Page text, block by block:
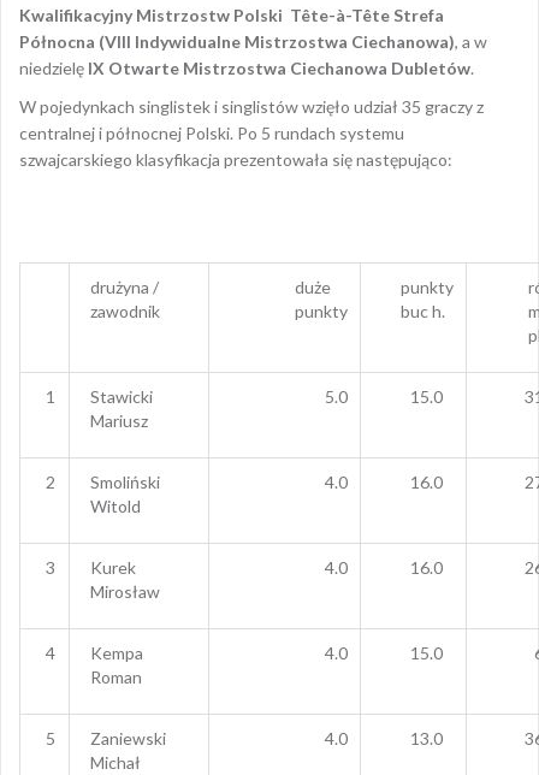
Kwalifikacyjny Mistrzostw Polski Tête-à-Tête Strefa
Północna (VIII Indywidualne Mistrzostwa Ciechanowa), a w
niedzielę IX Otwarte Mistrzostwa Ciechanowa Dubletów.
W pojedynkach singlistek i singlistów wzięło udział 35 graczy z
centralnej i północnej Polski. Po 5 rundach systemu
szwajcarskiego klasyfikacja prezentowała się następująco:
drużyna /
zawodnik
duże
punkty
punkty
buc h.
1
Stawicki
Mariusz
5.0 15.0
2
Smoliński
Witold
4.0 16.0
3
Kurek
Mirosław
4.0 16.0
4
Kempa
Roman
4.0 15.0
5
Zaniewski
Michał
4.0 13.0